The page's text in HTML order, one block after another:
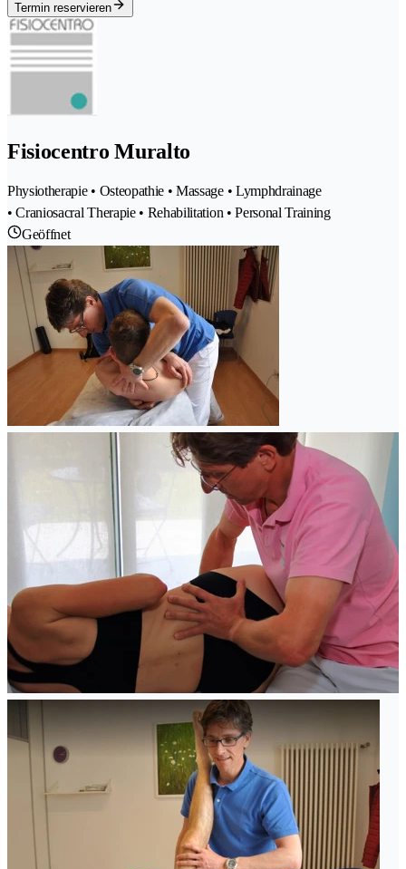
Termin reservieren
Fisiocentro Muralto
Physiotherapie • Osteopathie • Massage • Lymphdrainage
• Craniosacral Therapie • Rehabilitation • Personal Training
Geöffnet